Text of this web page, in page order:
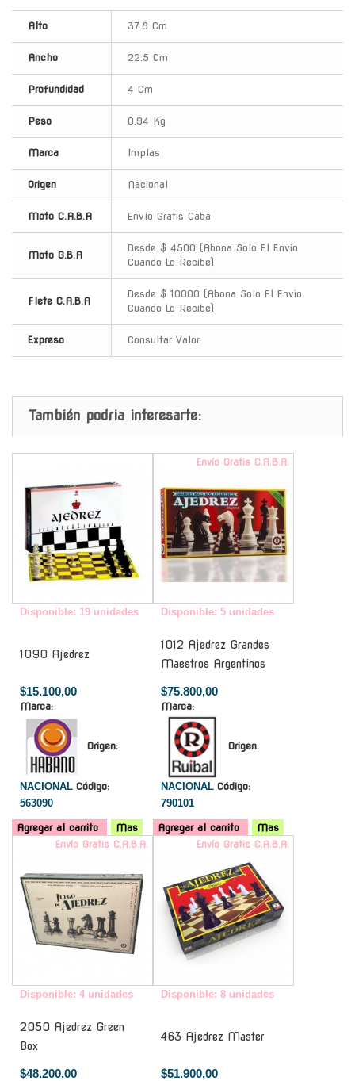
Alto 37.8 Cm
Ancho 22.5 Cm
Profundidad 4 Cm
Peso 0.94 Kg
Marca Implas
Origen Nacional
Moto C.A.B.A Envío Gratis Caba
Moto G.B.A
Desde $ 4500 (Abona Solo El Envio
Cuando Lo Recibe)
Flete C.A.B.A
Desde $ 10000 (Abona Solo El Envio
Cuando Lo Recibe)
Expreso Consultar Valor
También podria interesarte:
Disponible: 19 unidades
1090 Ajedrez
$15.100,00
Marca:
Origen:
NACIONAL Código:
563090
Agregar al carrito Mas
Envío Gratis C.A.B.A.
Disponible: 5 unidades
1012 Ajedrez Grandes
Maestros Argentinos
$75.800,00
Marca:
Origen:
NACIONAL Código:
790101
Agregar al carrito
Mas
Envío Gratis C.A.B.A.
Disponible: 4 unidades
2050 Ajedrez Green
Box
$48.200,00
Envío Gratis C.A.B.A.
Disponible: 8 unidades
463 Ajedrez Master
$51.900,00